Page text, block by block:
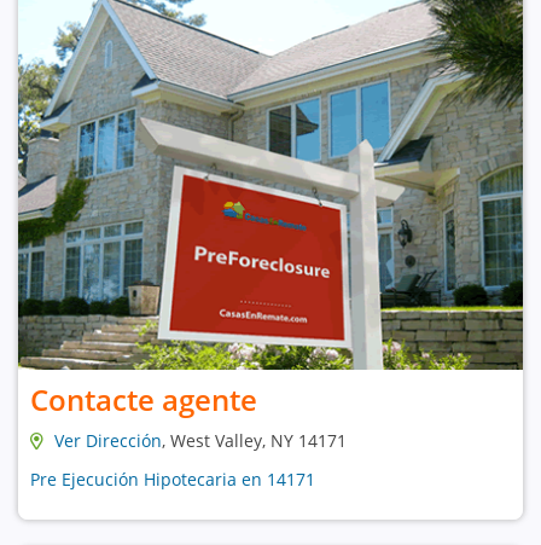
Contacte agente
Ver Dirección, West Valley, NY 14171
Pre Ejecución Hipotecaria en 14171